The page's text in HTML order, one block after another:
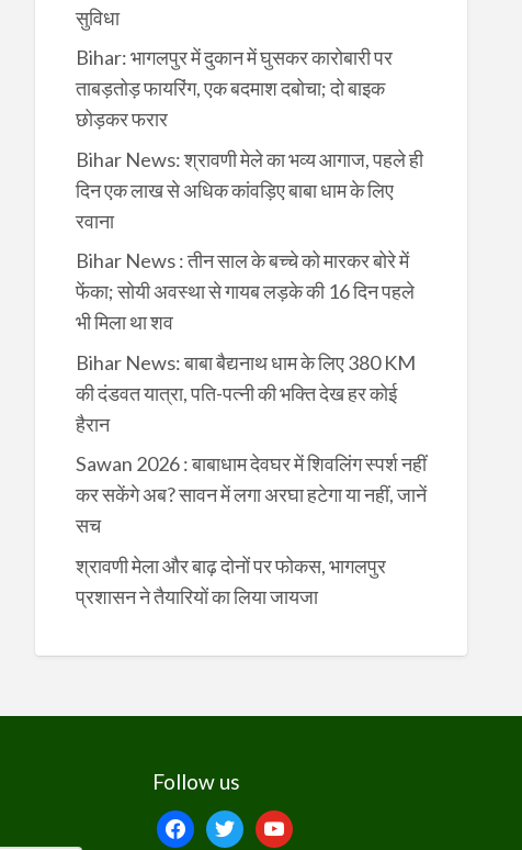
सुविधा
Bihar: भागलपुर में दुकान में घुसकर कारोबारी पर
ताबड़तोड़ फायरिंग, एक बदमाश दबोचा; दो बाइक
छोड़कर फरार
Bihar News: श्रावणी मेले का भव्य आगाज, पहले ही
दिन एक लाख से अधिक कांवड़िए बाबा धाम के लिए
रवाना
Bihar News : तीन साल के बच्चे को मारकर बोरे में
फेंका; सोयी अवस्था से गायब लड़के की 16 दिन पहले
भी मिला था शव
Bihar News: बाबा बैद्यनाथ धाम के लिए 380 KM
की दंडवत यात्रा, पति-पत्नी की भक्ति देख हर कोई
हैरान
Sawan 2026 : बाबाधाम देवघर में शिवलिंग स्पर्श नहीं
कर सकेंगे अब? सावन में लगा अरघा हटेगा या नहीं, जानें
सच
श्रावणी मेला और बाढ़ दोनों पर फोकस, भागलपुर
प्रशासन ने तैयारियों का लिया जायजा
Follow us
facebooktwitteryoutube